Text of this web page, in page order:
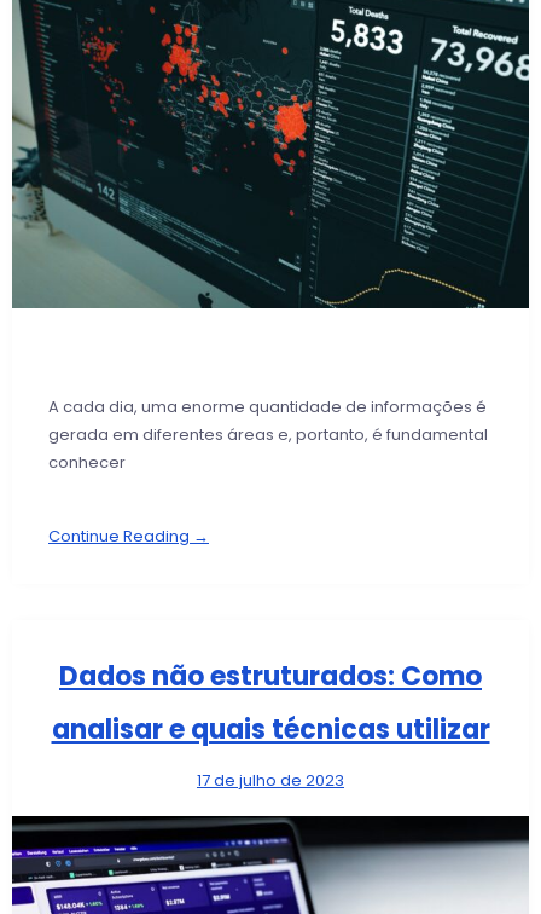
A cada dia, uma enorme quantidade de informações é
gerada em diferentes áreas e, portanto, é fundamental
conhecer
Continue Reading →
Dados não estruturados: Como
analisar e quais técnicas utilizar
17 de julho de 2023